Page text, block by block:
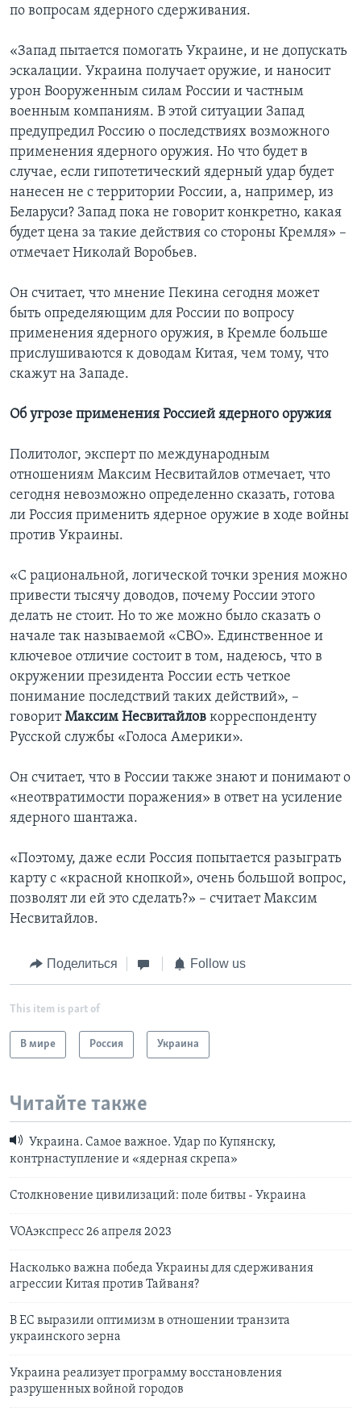
по вопросам ядерного сдерживания.
«Запад пытается помогать Украине, и не допускать
эскалации. Украина получает оружие, и наносит
урон Вооруженным силам России и частным
военным компаниям. В этой ситуации Запад
предупредил Россию о последствиях возможного
применения ядерного оружия. Но что будет в
случае, если гипотетический ядерный удар будет
нанесен не с территории России, а, например, из
Беларуси? Запад пока не говорит конкретно, какая
будет цена за такие действия со стороны Кремля» –
отмечает Николай Воробьев.
Он считает, что мнение Пекина сегодня может
быть определяющим для России по вопросу
применения ядерного оружия, в Кремле больше
прислушиваются к доводам Китая, чем тому, что
скажут на Западе.
Об угрозе применения Россией ядерного оружия
Политолог, эксперт по международным
отношениям Максим Несвитайлов отмечает, что
сегодня невозможно определенно сказать, готова
ли Россия применить ядерное оружие в ходе войны
против Украины.
«С рациональной, логической точки зрения можно
привести тысячу доводов, почему России этого
делать не стоит. Но то же можно было сказать о
начале так называемой «СВО». Единственное и
ключевое отличие состоит в том, надеюсь, что в
окружении президента России есть четкое
понимание последствий таких действий», –
говоритМаксим Несвитайлов корреспонденту
Русской службы «Голоса Америки».
Он считает, что в России также знают и понимают о
«неотвратимости поражения» в ответ на усиление
ядерного шантажа.
«Поэтому, даже если Россия попытается разыграть
карту с «красной кнопкой», очень большой вопрос,
позволят ли ей это сделать?» – считает Максим
Несвитайлов.
Поделиться Follow us
This item is part of
В мире Россия Украина
Читайте также
Украина. Самое важное. Удар по Купянску,
контрнаступление и «ядерная скрепа»
Столкновение цивилизаций: поле битвы - Украина
VOAэкспресс 26 апреля 2023
Насколько важна победа Украины для сдерживания
агрессии Китая против Тайваня?
В ЕС выразили оптимизм в отношении транзита
украинского зерна
Украина реализует программу восстановления
разрушенных войной городов